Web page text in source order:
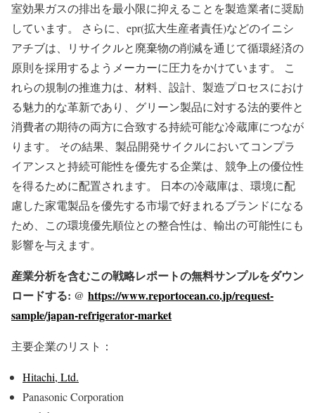
室効果ガスの排出を最小限に抑えることを製造業者に奨励
しています。 さらに、epr(拡大生産者責任)などのイニシ
アチブは、リサイクルと廃棄物の削減を通じて循環経済の
原則を採用するようメーカーに圧力をかけています。 こ
れらの規制の推進力は、材料、設計、製造プロセスにおけ
る魅力的な革新であり、グリーン製品に対する法的要件と
消費者の期待の両方に合致する持続可能な冷蔵庫につなが
ります。 その結果、製品開発サイクルにおいてコンプラ
イアンスと持続可能性を優先する企業は、競争上の優位性
を得るために配置されます。 日本の冷蔵庫は、環境に配
慮した家電製品を優先する市場で好まれるブランドになる
ため、この環境優先順位との整合性は、輸出の可能性にも
影響を与えます。
産業分析を含むこの戦略レポートの無料サンプルをダウン
ロードする: @ https://www.reportocean.co.jp/request-
sample/japan-refrigerator-market
主要企業のリスト：
Hitachi, Ltd.
Panasonic Corporation